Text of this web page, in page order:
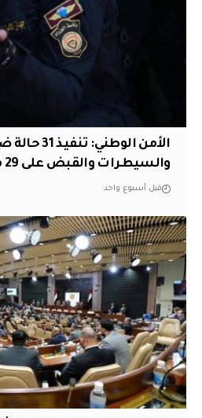
الأمن الوطني:
والسيطرات والقبض على 29 مطلوباً
قبل أسبوع واحد